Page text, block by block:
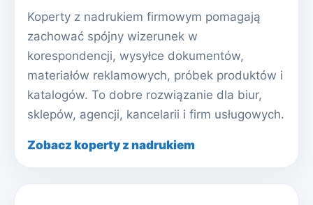
Koperty z nadrukiem firmowym pomagają
zachować spójny wizerunek w
korespondencji, wysyłce dokumentów,
materiałów reklamowych, próbek produktów i
katalogów. To dobre rozwiązanie dla biur,
sklepów, agencji, kancelarii i firm usługowych.
Zobacz koperty z nadrukiem